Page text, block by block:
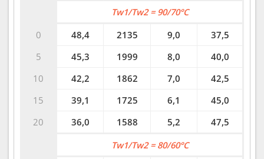
0
5
10
15
20
Tw1/Tw2 = 90/70°C
48,4
2135 9,0
37,5
45,3
1999 8,0
40,0
42,2
1862 7,0
42,5
39,1
1725 6,1
45,0
36,0
1588 5,2 47,5
Tw1/Tw2 = 80/60°C